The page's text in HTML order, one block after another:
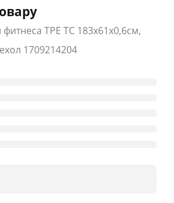
TPE TC 183х61х0,6см,
1709214204